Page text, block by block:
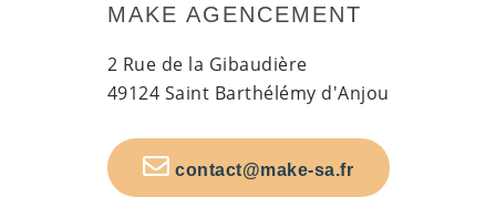
MAKE AGENCEMENT
2 Rue de la Gibaudière
49124 Saint Barthélémy d'Anjou
contact@make-sa.fr